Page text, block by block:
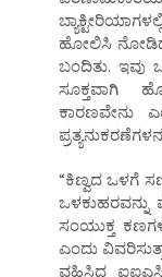
ಹೋಲಿಸಿ
ಬಂದಿತು. ಇವು
ಸೂಕ್ತವಾಗಿ
ಕಾರಣವೇನು
“ಕಿಣ್ವದ ಒಳಗೆ
ಸಂಯುಕ್ತ
ಎಂದು
ವಹಿಸಿದ್ದ